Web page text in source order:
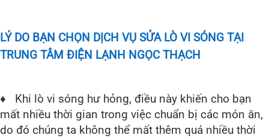
LÝ DO BẠN CHỌN DỊCH VỤ SỬA LÒ VI SÓNG TẠI
TRUNG TÂM ĐIỆN LẠNH NGỌC THẠCH
♦ Khi lò vi sóng hư hỏng, điều này khiến cho bạn
mất nhiều thời gian trong việc chuẩn bị các món ăn,
do đó chúng ta không thể mất thêm quá nhiều thời